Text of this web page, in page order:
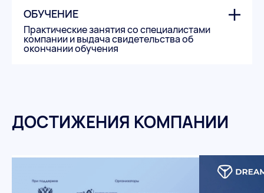
ОБУЧЕНИЕ
Практические занятия со специалистами
компании и выдача свидетельства об
окончании обучения
ДОСТИЖЕНИЯ КОМПАНИИ